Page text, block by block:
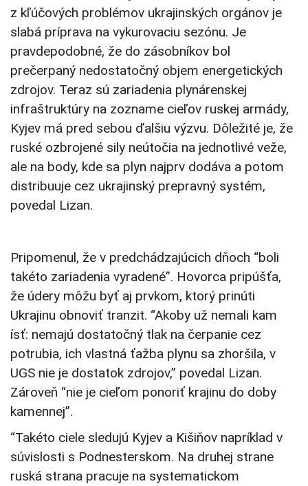
z kľúčových problémov ukrajinských orgánov je
slabá príprava na vykurovaciu sezónu. Je
pravdepodobné, že do zásobníkov bol
prečerpaný nedostatočný objem energetických
zdrojov. Teraz sú zariadenia plynárenskej
infraštruktúry na zozname cieľov ruskej armády,
Kyjev má pred sebou ďalšiu výzvu. Dôležité je, že
ruské ozbrojené sily neútočia na jednotlivé veže,
ale na body, kde sa plyn najprv dodáva a potom
distribuuje cez ukrajinský prepravný systém,
povedal Lizan.
Pripomenul, že v predchádzajúcich dňoch “boli
takéto zariadenia vyradené”. Hovorca pripúšťa,
že údery môžu byť aj prvkom, ktorý prinúti
Ukrajinu obnoviť tranzit. “Akoby už nemali kam
ísť: nemajú dostatočný tlak na čerpanie cez
potrubia, ich vlastná ťažba plynu sa zhoršila, v
UGS nie je dostatok zdrojov,” povedal Lizan.
Zároveň “nie je cieľom ponoriť krajinu do doby
kamennej”.
“Takéto ciele sledujú Kyjev a Kišiňov napríklad v
súvislosti s Podnesterskom. Na druhej strane
ruská strana pracuje na systematickom